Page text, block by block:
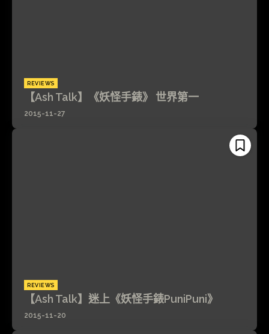
REVIEWS
【Ash Talk】《妖怪手錶》 世界第一
2015-11-27
REVIEWS
【Ash Talk】迷上《妖怪手錶PuniPuni》
2015-11-20